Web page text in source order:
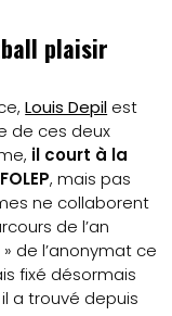
plaisir
Louis Depil est
de ces deux
il court à la
, mais pas
ne collaborent
de l’an
de l’anonymat ce
fixé désormais
a trouvé depuis